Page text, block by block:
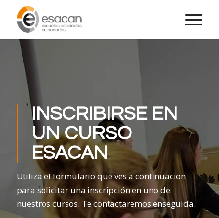
INSCRIBIRSE EN
UN CURSO
ESACAN
Utiliza el formulario que ves a continuación
para solicitar una inscripción en uno de
nuestros cursos. Te contactaremos enseguida.